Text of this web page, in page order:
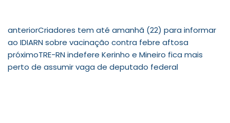
anteriorCriadores tem até amanhã (22) para informar
ao IDIARN sobre vacinação contra febre aftosa
próximoTRE-RN indefere Kerinho e Mineiro fica mais
perto de assumir vaga de deputado federal